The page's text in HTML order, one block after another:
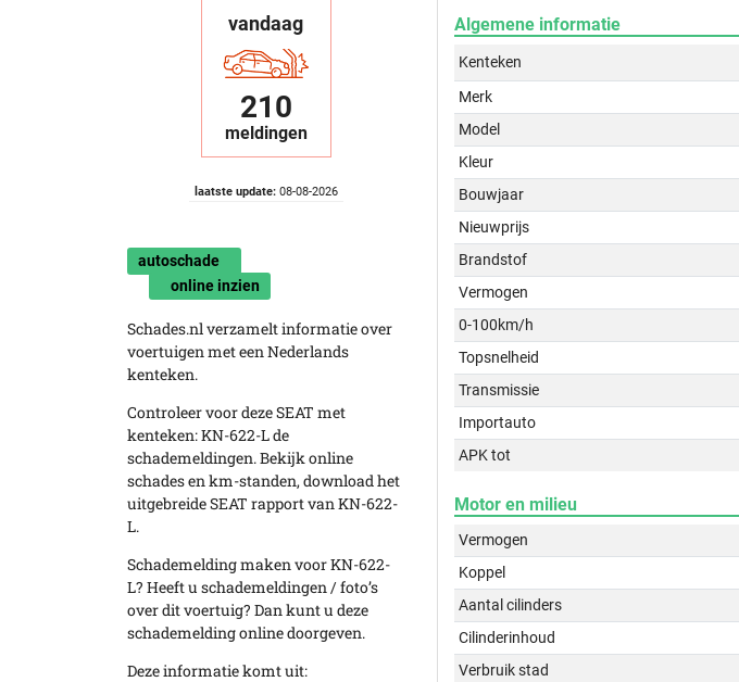
vandaag
210
meldingen
laatste update:08-08-2026
autoschade
online inzien
Schades.nl verzamelt informatie over
voertuigen met een Nederlands
kenteken.
Controleer voor deze SEAT met
kenteken: KN-622-L de
schademeldingen. Bekijk online
schades en km-standen, download het
uitgebreide SEAT rapport van KN-622-
L.
Schademelding maken voor KN-622-
L? Heeft u schademeldingen / foto’s
over dit voertuig? Dan kunt u deze
schademelding online doorgeven.
Deze informatie komt uit:
Algemene informatie
Kenteken
Merk
Model
Kleur
Bouwjaar
Nieuwprijs
Brandstof
Vermogen
0-100km/h
Topsnelheid
Transmissie
Importauto
APK tot
Motor en milieu
Vermogen
Koppel
Aantal cilinders
Cilinderinhoud
Verbruik stad